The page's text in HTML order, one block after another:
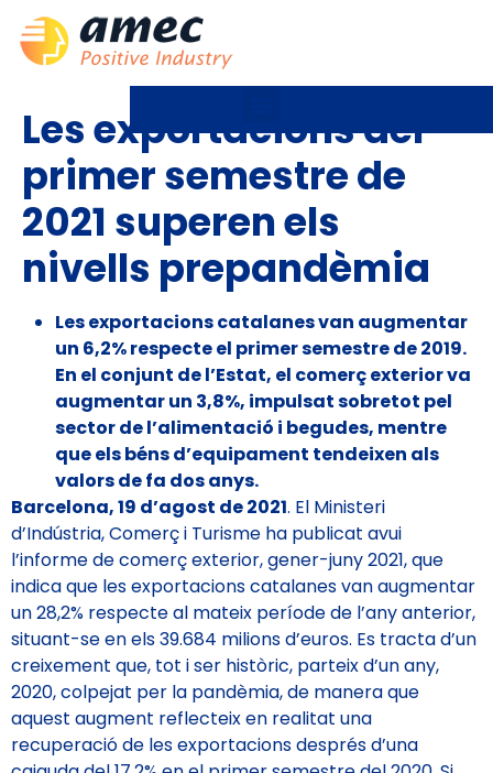
Les exportacions del
primer semestre de
2021 superen els
nivells prepandèmia
Les exportacions catalanes van augmentar
un 6,2% respecte el primer semestre de 2019.
En el conjunt de l’Estat, el comerç exterior va
augmentar un 3,8%, impulsat sobretot pel
sector de l’alimentació i begudes, mentre
que els béns d’equipament tendeixen als
valors de fa dos anys.
Barcelona,19 d’agost de 2021. El Ministeri
d’Indústria, Comerç i Turisme ha publicat avui
l’informe de comerç exterior, gener-juny 2021, que
indica que les exportacions catalanes van augmentar
un 28,2% respecte al mateix període de l’any anterior,
situant-se en els 39.684 milions d’euros. Es tracta d’un
creixement que, tot i ser històric, parteix d’un any,
2020, colpejat per la pandèmia, de manera que
aquest augment reflecteix en realitat una
recuperació de les exportacions després d’una